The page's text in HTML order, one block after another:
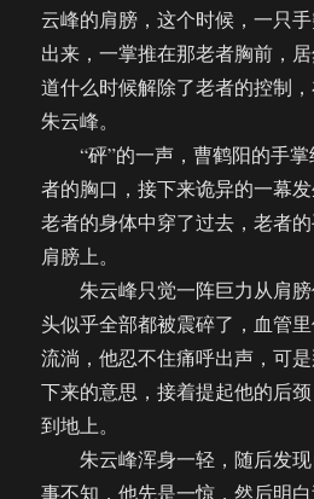
云峰的肩膀，这个时候，一只
出来，一掌推在那老者胸前，
道什么时候解除了老者的控制
朱云峰。
“砰”的一声，曹鹤阳的手掌
者的胸口，接下来诡异的一幕
老者的身体中穿了过去，老者
肩膀上。
朱云峰只觉一阵巨力从肩膀
头似乎全部都被震碎了，血管
流淌，他忍不住痛呼出声，可
下来的意思，接着提起他的后
到地上。
朱云峰浑身一轻，随后发现
事不知，他先是一惊，然后明